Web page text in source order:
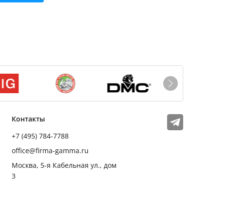
Контакты
+7 (495) 784-7788
office@firma-gamma.ru
Москва, 5-я Кабельная ул., дом
3
Мы в соцсетях
Телеграм